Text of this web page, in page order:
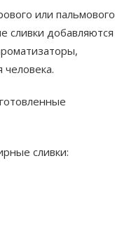
или пальмового
сливки добавляются
сливки: